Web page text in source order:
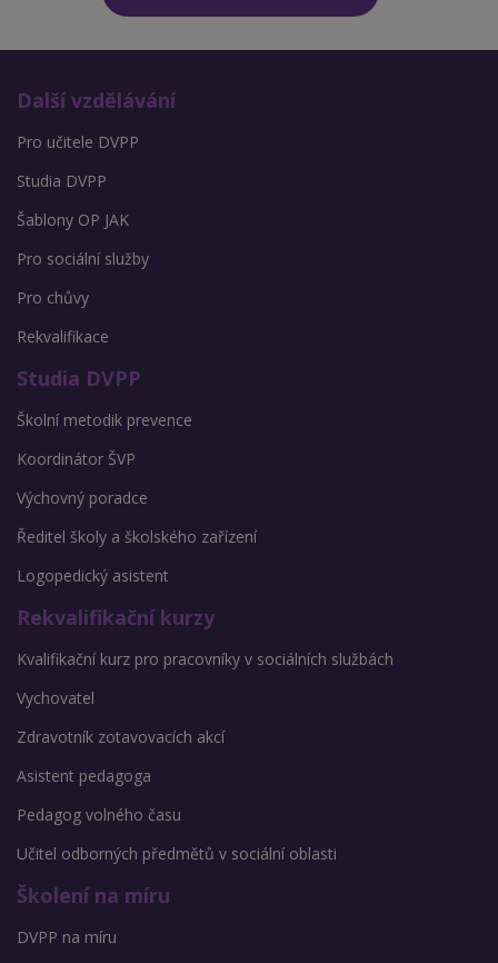
Další vzdělávání
Pro učitele DVPP
Studia DVPP
Šablony OP JAK
Pro sociální služby
Pro chůvy
Rekvalifikace
Studia DVPP
Školní metodik prevence
Koordinátor ŠVP
Výchovný poradce
Ředitel školy a školského zařízení
Logopedický asistent
Rekvalifikační kurzy
Kvalifikační kurz pro pracovníky v sociálních službách
Vychovatel
Zdravotník zotavovacích akcí
Asistent pedagoga
Pedagog volného času
Učitel odborných předmětů v sociální oblasti
Školení na míru
DVPP na míru